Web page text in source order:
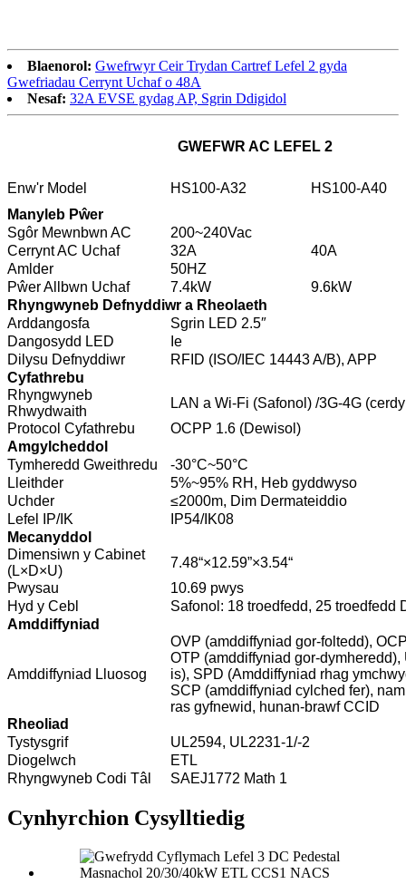
Blaenorol: Gwefrwyr Ceir Trydan Cartref Lefel 2 gyda
Gwefriadau Cerrynt Uchaf o 48A
Nesaf: 32A EVSE gydag AP, Sgrin Ddigidol
GWEFWR AC LEFEL 2
Enw'r Model HS100-A32
HS100-A40
Manyleb Pŵer
Sgôr Mewnbwn AC
200~240Vac
Cerrynt AC Uchaf
32A
40A
Amlder
50HZ
Pŵer Allbwn Uchaf
7.4kW
9.6kW
Rhyngwyneb Defnyddiwr a Rheolaeth
Arddangosfa
Sgrin LED 2.5″
Dangosydd LED
Ie
Dilysu Defnyddiwr
RFID (ISO/IEC 14443 A/B), APP
Cyfathrebu
Rhyngwyneb
Rhwydwaith
LAN a Wi-Fi (Safonol) /3G-4G
Protocol Cyfathrebu
OCPP 1.6 (Dewisol)
Amgylcheddol
Tymheredd Gweithredu
-30°C~50°C
Lleithder
5%~95% RH, Heb gyddwyso
Uchder
≤2000m, Dim Dermateiddio
Lefel IP/IK
IP54/IK08
Mecanyddol
Dimensiwn y Cabinet
(L×D×U)
7.48“×12.59”×3.54“
Pwysau
10.69 pwys
Hyd y Cebl
Safonol: 18 troedfedd, 25 troedfedd
Amddiffyniad
Amddiffyniad Lluosog
OVP (amddiffyniad gor-foltedd),
OTP (amddiffyniad gor-
is), SPD (Amddiffyniad rhag
SCP (amddiffyniad cylched fer),
ras gyfnewid, hunan-brawf CCID
Rheoliad
Tystysgrif
UL2594, UL2231-1/-2
Diogelwch
ETL
Rhyngwyneb Codi Tâl
SAEJ1772 Math 1
Cynhyrchion Cysylltiedig